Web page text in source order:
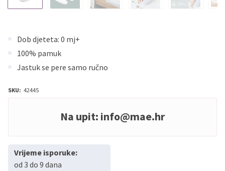
Dob djeteta: 0 mj+
100% pamuk
Jastuk se pere samo ručno
SKU: 42445
Na upit: info@mae.hr
Vrijeme isporuke:
od 3 do 9 dana